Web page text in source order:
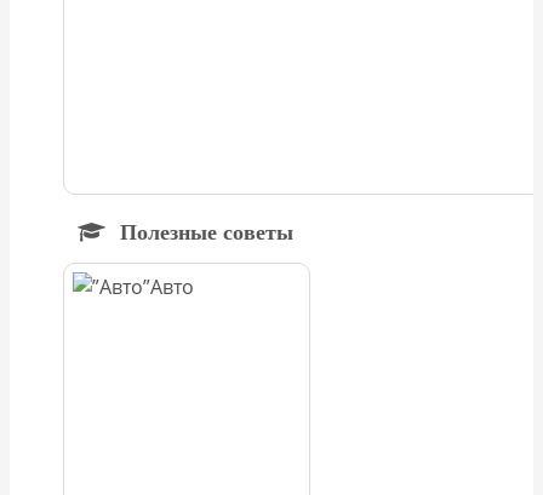
Полезные советы
Авто